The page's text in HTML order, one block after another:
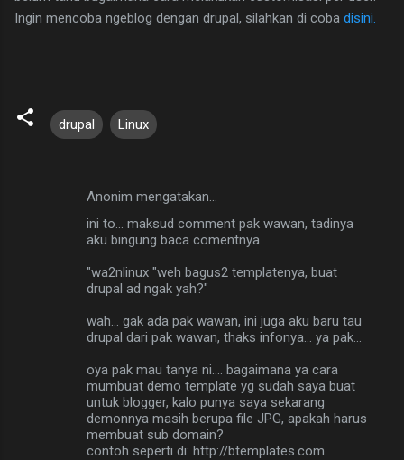
Ingin mencoba ngeblog dengan drupal, silahkan di coba disini.
drupal Linux
Anonim mengatakan…
ini to... maksud comment pak wawan, tadinya
aku bingung baca comentnya
"wa2nlinux "weh bagus2 templatenya, buat
drupal ad ngak yah?"
wah... gak ada pak wawan, ini juga aku baru tau
drupal dari pak wawan, thaks infonya... ya pak...
oya pak mau tanya ni.... bagaimana ya cara
mumbuat demo template yg sudah saya buat
untuk blogger, kalo punya saya sekarang
demonnya masih berupa file JPG, apakah harus
membuat sub domain?
contoh seperti di: http://btemplates.com